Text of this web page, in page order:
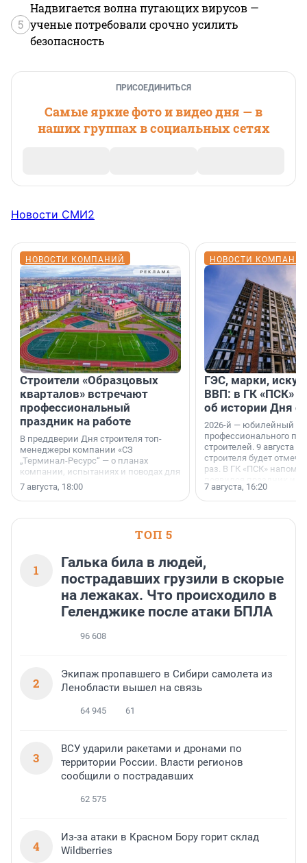
5
Надвигается волна пугающих вирусов —
ученые потребовали срочно усилить
безопасность
ПРИСОЕДИНИТЬСЯ
Самые яркие фото и видео дня — в
наших группах в социальных сетях
Новости СМИ2
НОВОСТИ КОМПАНИЙ
Строители «Образцовых
кварталов» встречают
профессиональный
праздник на работе
В преддверии Дня строителя топ-
менеджеры компании «СЗ
„Терминал-Ресурс“ — о планах
компании, испытаниях и поводах для
осторожного оптимизма.
7 августа, 18:00
НОВОСТИ
ГЭС, марки,
ВВП: в ГК «ПСК»
об истории Дня
2026-й — юбилейный
профессионального
строителей. 9 августа
строителя будет
раз. В ГК «ПСК»
поменялась роль
7 августа, 16:20
ТОП 5
1
Галька била в людей,
пострадавших грузили в скорые
на лежаках. Что происходило в
Геленджике после атаки БПЛА
96 608
2
Экипаж пропавшего в Сибири самолета из
Ленобласти вышел на связь
64 945 61
3
ВСУ ударили ракетами и дронами по
территории России. Власти регионов
сообщили о пострадавших
62 575
4
Из-за атаки в Красном Бору горит склад
Wildberries